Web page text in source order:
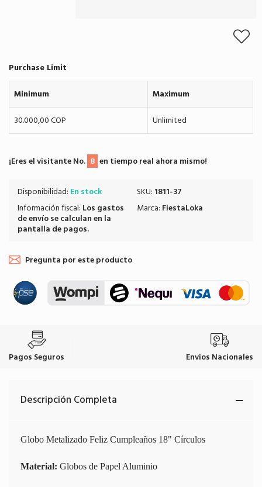
¡Eres el visitante No. 8 en tiempo real ahora mismo!
Disponibilidad: En stock
Información fiscal: Los gastos
de envíose calculan en la
pantalla de pagos.
SKU: 1811-37
Marca: FiestaLoka
Purchase Limit
Minimum
Maximum
30.000,00 COP
Unlimited
Pregunta por este producto
Pagos Seguros Envios Nacionales
Descripción Completa
Globo Metalizado Feliz Cumpleaños 18" Círculos
Material: Globos de Papel Aluminio